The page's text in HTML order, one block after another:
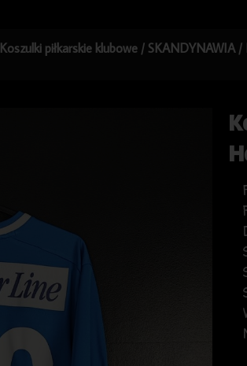
Koszulki piłkarskie klubowe / SKANDYNAWIA /